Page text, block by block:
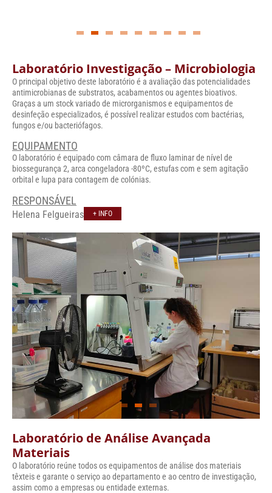
Laboratório Investigação – Microbiologia
O principal objetivo deste laboratório é a avaliação das potencialidades
antimicrobianas de substratos, acabamentos ou agentes bioativos.
Graças a um stock variado de microrganismos e equipamentos de
desinfeção especializados, é possível realizar estudos com bactérias,
fungos e/ou bacteriófagos.
EQUIPAMENTO
O laboratório é equipado com câmara de fluxo laminar de nível de
biossegurança 2, arca congeladora -80ºC, estufas com e sem agitação
orbital e lupa para contagem de colónias.
RESPONSÁVEL
Helena Felgueiras + INFO
Laboratório de Análise Avançada
Materiais
O laboratório reúne todos os equipamentos de análise dos materiais
têxteis e garante o serviço ao departamento e ao centro de investigação,
assim como a empresas ou entidade externas.